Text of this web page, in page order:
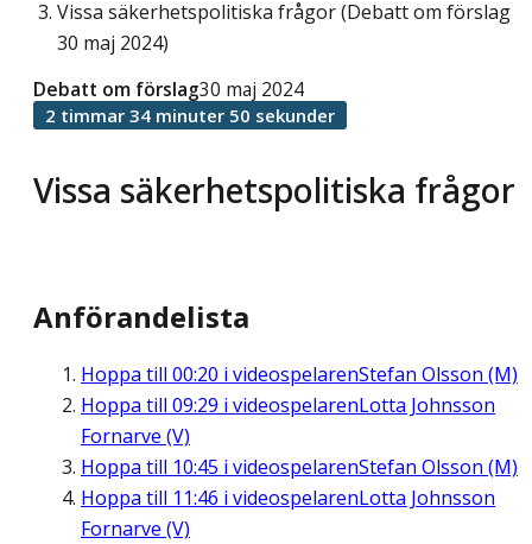
Vissa säkerhetspolitiska frågor (Debatt om förslag
30 maj 2024)
Vissa säkerhetspolitiska frågor
Debatt om förslag30 maj 2024
2 timmar 34 minuter 50 sekunder
Anförandelista
Hoppa till 00:20 i videospelarenStefan Olsson (M)
Hoppa till 09:29 i videospelarenLotta Johnsson
Fornarve (V)
Hoppa till 10:45 i videospelarenStefan Olsson (M)
Hoppa till 11:46 i videospelarenLotta Johnsson
Fornarve (V)